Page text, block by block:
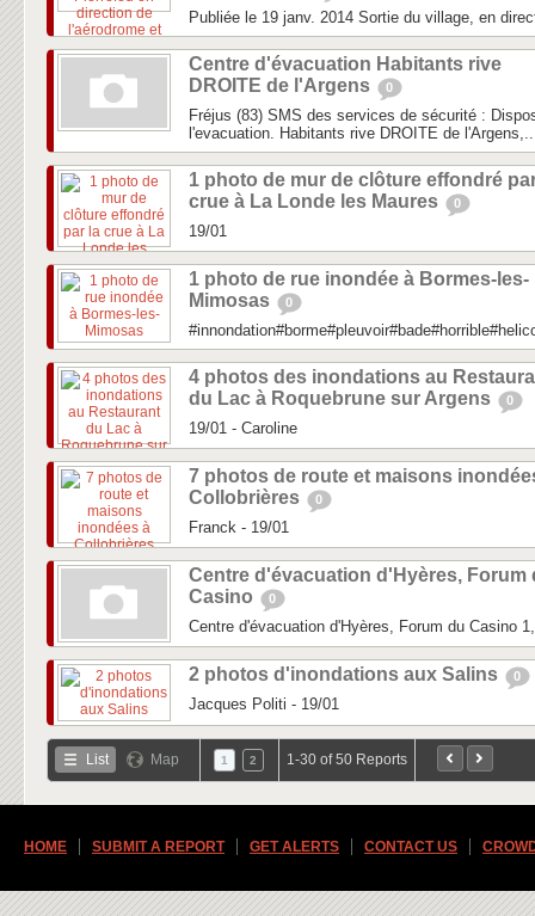
Publiée le 19 janv. 2014 Sortie du village, en
Centre d'évacuation Habitants rive
DROITE de l'Argens
0
Fréjus (83) SMS des services de sécurité :
l'evacuation. Habitants rive DROITE de
1 photo de mur de clôture effondré
crue à La Londe les Maures
0
19/01
1 photo de rue inondée à Bormes-les-
Mimosas
0
4 photos des inondations au
du Lac à Roquebrune sur Argens
0
19/01 - Caroline
7 photos de route et maisons
Collobrières
0
Franck - 19/01
Centre d'évacuation d'Hyères, Forum
Casino
0
Centre d'évacuation d'Hyères, Forum du Casino
2 photos d'inondations aux Salins 0
Jacques Politi - 19/01
List Map 1 2 1-30 of 50 Reports
HOME SUBMIT A REPORT GET ALERTS CONTACT US